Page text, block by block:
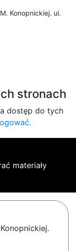
Konopnickiej. ul.
stronach
dostęp do tych
materiały